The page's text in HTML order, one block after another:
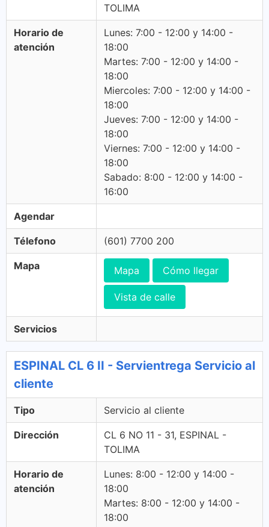
TOLIMA
Horario de
atención
Lunes: 7:00 - 12:00 y 14:00 -
18:00
Martes: 7:00 - 12:00 y 14:00 -
18:00
Miercoles: 7:00 - 12:00 y 14:00 -
18:00
Jueves: 7:00 - 12:00 y 14:00 -
18:00
Viernes: 7:00 - 12:00 y 14:00 -
18:00
Sabado: 8:00 - 12:00 y 14:00 -
16:00
Agendar
Télefono (601) 7700 200
Mapa Mapa Cómo llegar
Vista de calle
Servicios
ESPINAL CL 6 II - Servientrega Servicio al
cliente
Tipo Servicio al cliente
Dirección
CL 6 NO 11 - 31, ESPINAL -
TOLIMA
Horario de
atención
Lunes: 8:00 - 12:00 y 14:00 -
18:00
Martes: 8:00 - 12:00 y 14:00 -
18:00